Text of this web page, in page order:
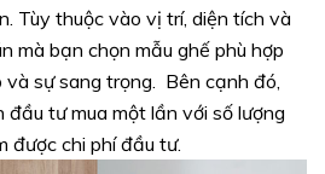
Tùy thuộc vào vị trí, diện tích và
mà bạn chọn mẫu ghế phù hợp
sự sang trọng. Bên cạnh đó,
đầu tư mua một lần với số lượng
được chi phí đầu tư.